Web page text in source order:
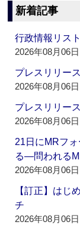
新着記事
行政情報リス
2026年08月06
プレスリリー
2026年08月06
プレスリリー
2026年08月06
21日にMRフ
る―問われる
2026年08月06
【訂正】は
チ
2026年08月06